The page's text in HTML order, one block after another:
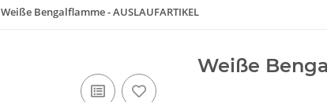
Weiße Bengalflamme - AUSLAUFARTIKEL
Weiße